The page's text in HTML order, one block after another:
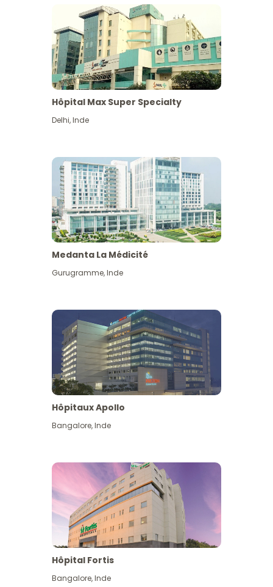
Hôpital Max Super Specialty
Delhi,Inde
Medanta La Médicité
Gurugramme,Inde
Hôpitaux Apollo
Bangalore,Inde
Hôpital Fortis
Bangalore,Inde